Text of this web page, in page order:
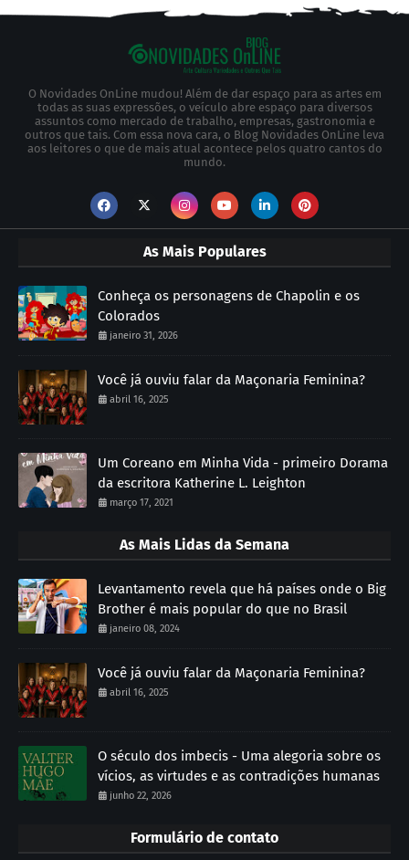
O Novidades OnLine mudou! Além de dar espaço para as artes em
todas as suas expressões, o veículo abre espaço para diversos
assuntos como mercado de trabalho, empresas, gastronomia e
outros que tais. Com essa nova cara, o Blog Novidades OnLine leva
aos leitores o que de mais atual acontece pelos quatro cantos do
mundo.
As Mais Populares
Conheça os personagens de Chapolin e os
Colorados
janeiro 31, 2026
Você já ouviu falar da Maçonaria Feminina?
abril 16, 2025
Um Coreano em Minha Vida - primeiro Dorama
da escritora Katherine L. Leighton
março 17, 2021
As Mais Lidas da Semana
Levantamento revela que há países onde o Big
Brother é mais popular do que no Brasil
janeiro 08, 2024
Você já ouviu falar da Maçonaria Feminina?
abril 16, 2025
O século dos imbecis - Uma alegoria sobre os
vícios, as virtudes e as contradições humanas
junho 22, 2026
Formulário de contato